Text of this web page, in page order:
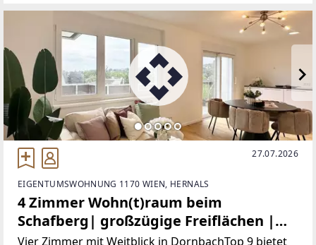
27.07.2026
EIGENTUMSWOHNUNG 1170 WIEN, HERNALS
4 Zimmer Wohn(t)raum beim
Schafberg| großzügige Freiflächen |
sofort bezugsbereit
Vier Zimmer mit Weitblick in DornbachTop 9 bietet